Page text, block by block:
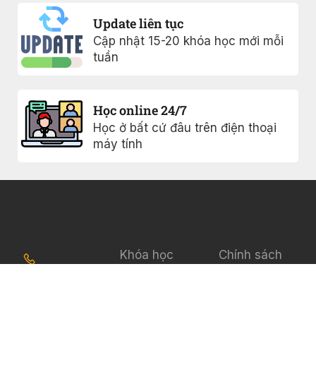
Update liên tục
Cập nhật 15-20 khóa học mới mỗi
tuần
Học online 24/7
Học ở bất cứ đâu trên điện thoại
máy tính
Khóa học
Chính sách